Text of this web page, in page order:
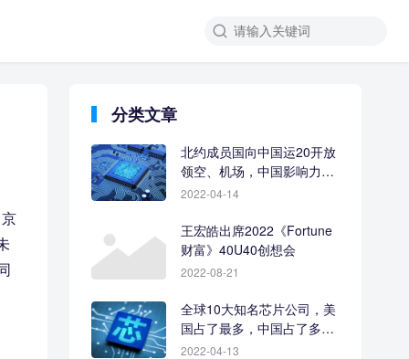
分类文章
北约成员国向中国运20开放
领空、机场，中国影响力让
人羡慕
2022-04-14
王宏皓出席2022《Fortune
财富》40U40创想会
2022-08-21
全球10大知名芯片公司，美
国占了最多，中国占了多
少？
2022-04-13